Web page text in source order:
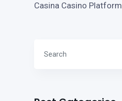
Casina Casino Platform